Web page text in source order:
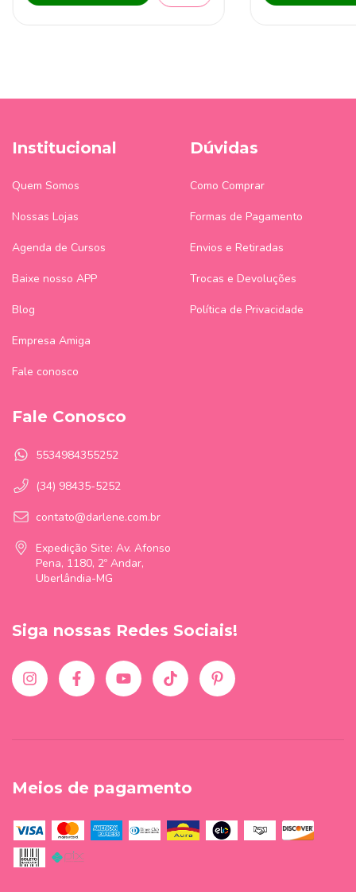
Institucional
Quem Somos
Nossas Lojas
Agenda de Cursos
Baixe nosso APP
Blog
Empresa Amiga
Fale conosco
Dúvidas
Como Comprar
Formas de Pagamento
Envios e Retiradas
Trocas e Devoluções
Política de Privacidade
Fale Conosco
5534984355252
(34) 98435-5252
contato@darlene.com.br
Expedição Site: Av. Afonso
Pena, 1180, 2º Andar,
Uberlândia-MG
Siga nossas Redes Sociais!
Meios de pagamento